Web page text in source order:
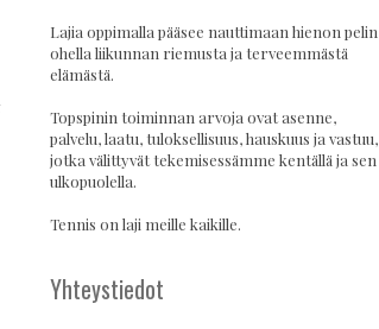
Lajia oppimalla pääsee nauttimaan hienon pelin
ohella liikunnan riemusta ja terveemmästä
elämästä.
Topspinin toiminnan arvoja ovat asenne,
palvelu, laatu, tuloksellisuus, hauskuus ja vastuu,
jotka välittyvät tekemisessämme kentällä ja sen
ulkopuolella.
Tennis on laji meille kaikille.
Yhteystiedot